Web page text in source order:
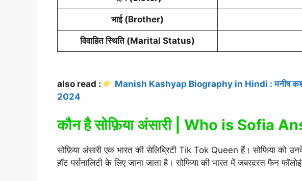
भाई (Brother)
विवाहित स्थिति (Marital Status)
also read :
Manish Kashyap Biography in Hindi : मनीष
2024
कौन है सोफ़िया अंसारी | Who is Sofia
सोफ़िया अंसारी एक भारत की सेलिब्रिटी Tik Tok Queen हैं। सोफिया को
हॉट पर्सनालिटी के लिए जाना जाता है। सोफिया की भारत में जबरदस्त फैन